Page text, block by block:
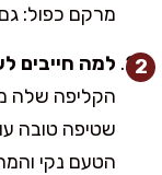
מרקם כפול: גם
למה חייבים
הקליפה שלה
שטיפה טובה
הטעם נקי